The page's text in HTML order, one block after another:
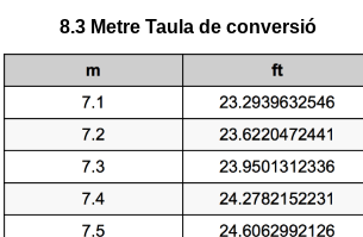
8.3 Metre Taula de conversió